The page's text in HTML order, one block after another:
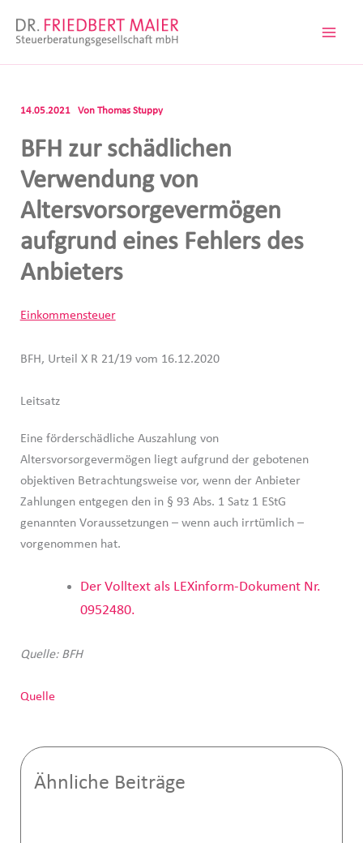
Inhalt
14.05.2021 Von Thomas Stuppy
BFH zur schädlichen
Verwendung von
Altersvorsorgevermögen
aufgrund eines Fehlers des
Anbieters
Einkommensteuer
BFH, Urteil X R 21/19 vom 16.12.2020
Leitsatz
Eine förderschädliche Auszahlung von
Altersvorsorgevermögen liegt aufgrund der gebotenen
objektiven Betrachtungsweise vor, wenn der Anbieter
Zahlungen entgegen den in § 93 Abs. 1 Satz 1 EStG
genannten Voraussetzungen – wenn auch irrtümlich –
vorgenommen hat.
Der Volltext als LEXinform-Dokument Nr.
0952480.
Quelle: BFH
Quelle
Ähnliche Beiträge